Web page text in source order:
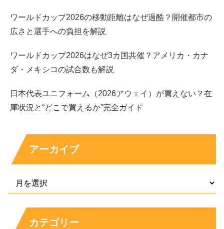
スポンサーリンク
ワールドカップ2026の移動距離はなぜ過酷？開催都市の
広さと選手への負担を解説
ワールドカップ2026はなぜ3カ国共催？アメリカ・カナ
ダ・メキシコの試合数も解説
日本代表ユニフォーム（2026アウェイ）が買えない？在
庫状況と“どこで買えるか”完全ガイド
アーカイブ
カテゴリー